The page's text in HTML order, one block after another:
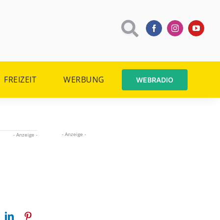
FREIZEIT WERBUNG WEBRADIO
- Anzeige - - Anzeige -